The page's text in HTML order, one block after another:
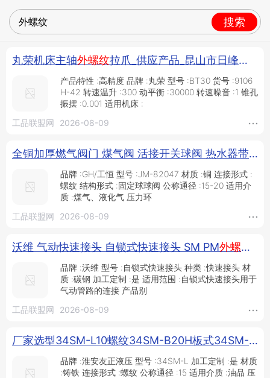
搜索
丸荣机床主轴外螺纹拉爪_供应产品_昆山市日峰商贸有限公司
产品特性 :高精度 品牌 :丸荣 型号 :BT30 货号 :9106
H-42 转速温升 :300 动平衡 :30000 转速噪音 :1 锥孔
振摆 :0.001 适用机床 :
工品联盟网
2026-08-09
全铜加厚燃气阀门 煤气阀 活接开关球阀 热水器带座球阀门 手动螺纹球阀 外丝尖嘴带底座燃气阀_供应产品_工恒阀门（上海）有限公司
品牌 :GH/工恒 型号 :JM-82047 材质 :铜 连接形式 :
螺纹 结构形式 :固定球球阀 公称通径 :15-20 适用介
质 :煤气、液化气 压力环
工品联盟网
2026-08-09
沃维 气动快速接头 自锁式快速接头 SM PM外螺纹
品牌 :沃维 型号 :自锁式快速接头 种类 :快速接头 材
质 :碳钢 加工定制 :是 适用范围 :自锁式快速接头用于
气动管路的连接 产品别
工品联盟网
2026-08-09
厂家选型34SM-L10螺纹34SM-B20H板式34SM-L32H手动换向阀_换向阀_阀门_五金工具_供应_工品联盟网
品牌 :淮安友正液压 型号 :34SM-L 加工定制 :是 材质
:铸铁 连接形式 :螺纹 公称通径 :15 适用介质 :油品 压